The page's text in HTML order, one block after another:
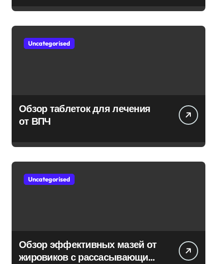
Uncategorised
Обзор таблеток для лечения
от ВПЧ
Uncategorised
Обзор эффективных мазей от
жировиков с рассасывающим